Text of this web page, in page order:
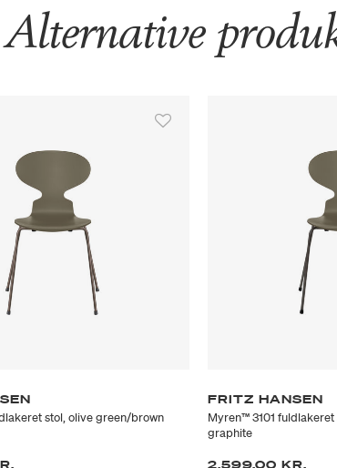
Alternative
stol, olive green/brown
FRITZ HANSEN
Myren™ 3101
graphite
2.599,00 KR.